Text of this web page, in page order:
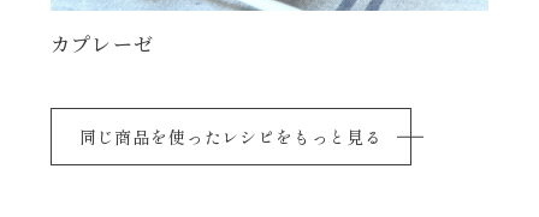
カプレーゼ
同じ商品を使ったレシピをもっと見る